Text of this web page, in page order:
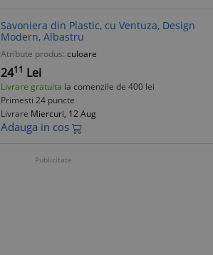
Savoniera din Plastic, cu Ventuza, Design
Modern, Albastru
Atribute produs: culoare
2411 Lei
Livrare gratuita la comenzile de 400 lei
Primesti 24 puncte
Livrare Miercuri, 12 Aug
Adauga in cos
Publicitate